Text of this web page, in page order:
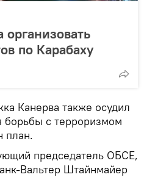
по Карабаху
Канерва также осудил
борьбы с терроризмом
план.
председатель ОБСЕ,
Вальтер Штайнмайер